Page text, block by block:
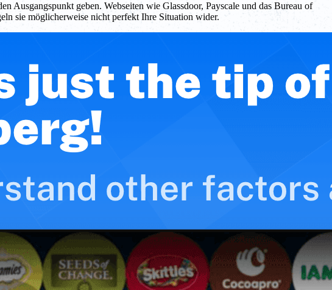
Ausgangspunkt geben. Webseiten wie Glassdoor, Payscale und das Bureau of
sie möglicherweise nicht perfekt Ihre Situation wider.